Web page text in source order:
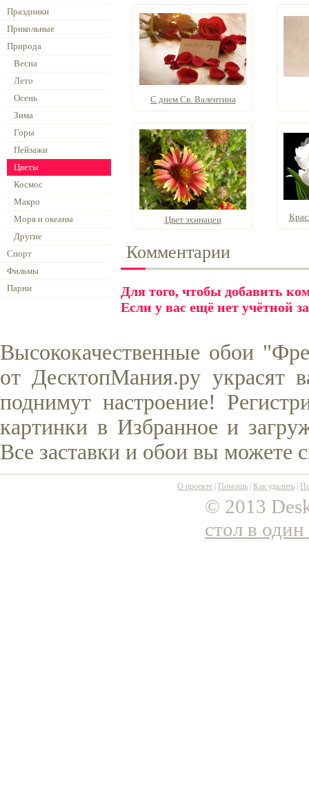
Праздники
Прикольные
Природа
Весна
Лето
Осень
Зима
Горы
Пейзажи
Цветы
Космос
Макро
Моря и океаны
Другие
Спорт
Фильмы
Парни
С днем Св. Валентина
Цвет эхинацеи
Комментарии
Для того, чтобы добавить
Если у вас ещё нет учётной
Высококачественные обои
от ДесктопМания.ру украсят
поднимут настроение!
картинки в Избранное и
Все заставки и обои вы можете
О проекте Помощь Как удалить
© 2013
стол в